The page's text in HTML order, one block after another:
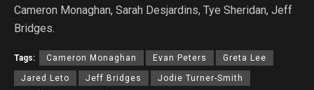
Cameron Monaghan, Sarah Desjardins, Tye Sheridan, Jeff
Bridges.
Tags: Cameron Monaghan Evan Peters Greta Lee
Jared Leto Jeff Bridges Jodie Turner-Smith